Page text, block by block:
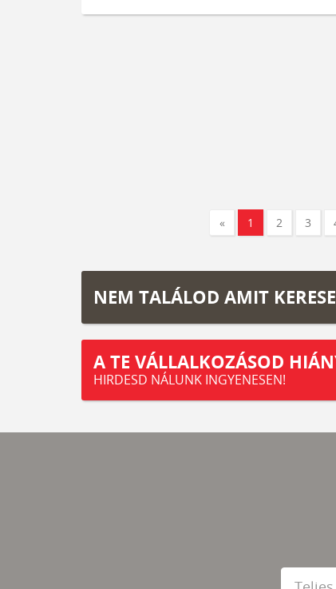
« 1 2 3
NEM TALÁLOD AMIT
A TE VÁLLALKOZÁSOD
HIRDESD NÁLUNK INGYENESEN!